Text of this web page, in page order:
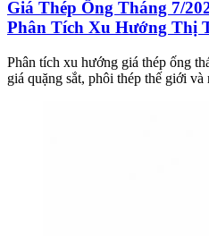
Giá Thép Ống Tháng 7/
Phân Tích Xu Hướng Thị
Phân tích xu hướng giá thép ống
giá quặng sắt, phôi thép thế giới